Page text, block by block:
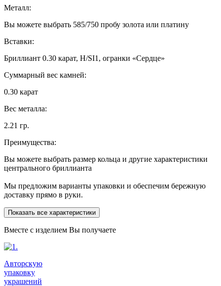
Металл:
Вы можете выбрать 585/750 пробу золота или платину
Вставки:
Бриллиант 0.30 карат, H/SI1, огранки «Сердце»
Суммарный вес камней:
0.30 карат
Вес металла:
2.21 гр.
Преимущества:
Вы можете выбрать размер кольца и другие характеристики
центрального бриллианта
Мы предложим варианты упаковки и обеспечим бережную
доставку прямо в руки.
Показать все характеристики
Вместе с изделием Вы получаете
Авторскую
упаковку
украшений